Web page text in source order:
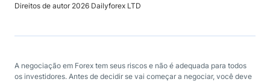
Direitos de autor 2026 Dailyforex LTD
A negociação em Forex tem seus riscos e não é adequada para todos
os investidores. Antes de decidir se vai começar a negociar, você deve